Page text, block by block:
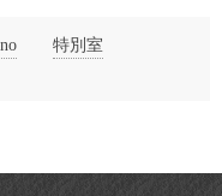
特別室